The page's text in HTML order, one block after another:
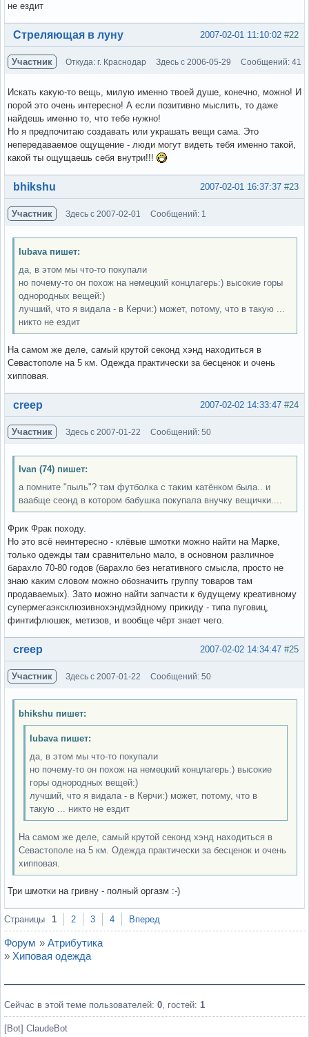
не ездит
Вне форума #22
2007-02-01 11:10:02
Стреляющая в луну
Участник Откуда: г. Краснодар Здесь с 2006-05-29 Сообщений: 41
Искать какую-то вещь, милую именно твоей душе, конечно, можно! И
порой это очень интересно! А если позитивно мыслить, то даже
найдешь именно то, что тебе нужно!
Но я предпочитаю создавать или украшать вещи сама. Это
непередаваемое ощущение - люди могут видеть тебя именно такой,
какой ты ощущаешь себя внутри!!!
Вне форума #23
2007-02-01 16:37:37
bhikshu
Участник Здесь с 2007-02-01 Сообщений: 1
lubava пишет:
да, в этом мы что-то покупали
но почему-то он похож на немецкий концлагерь:) высокие горы
однородных вещей:)
лучший, что я видала - в Керчи:) может, потому, что в такую ...
никто не ездит
На самом же деле, самый крутой секонд хэнд находиться в
Севастополе на 5 км. Одежда практически за бесценок и очень
хипповая.
Вне форума #24
2007-02-02 14:33:47
creep
Участник Здесь с 2007-01-22 Сообщений: 50
Ivan (74) пишет:
а помните "пыль"? там футболка с таким катёнком была.. и
ваабще сеонд в котором бабушка покупала внучку вещички....
Фрик Фрак походу.
Но это всё неинтересно - клёвые шмотки можно найти на Марке,
только одежды там сравнительно мало, в основном различное
барахло 70-80 годов (барахло без негативного смысла, просто не
знаю каким словом можно обозначить группу товаров там
продаваемых). Зато можно найти запчасти к будущему креативному
супермегаэксклюзивнохэндмэйдному прикиду - типа пуговиц,
финтифлюшек, метизов, и вообще чёрт знает чего.
Вне форума #25
2007-02-02 14:34:47
creep
Участник Здесь с 2007-01-22 Сообщений: 50
bhikshu пишет:
lubava пишет:
да, в этом мы что-то покупали
но почему-то он похож на немецкий концлагерь:) высокие
горы однородных вещей:)
лучший, что я видала - в Керчи:) может, потому, что в
такую ... никто не ездит
На самом же деле, самый крутой секонд хэнд находиться в
Севастополе на 5 км. Одежда практически за бесценок и очень
хипповая.
Три шмотки на гривну - полный оргазм :-)
Вне форума
Страницы 1 2 3 4 Вперед
Форум » Атрибутика
» Хиповая одежда
Сейчас в этой теме пользователей: 0, гостей: 1
[Bot] ClaudeBot